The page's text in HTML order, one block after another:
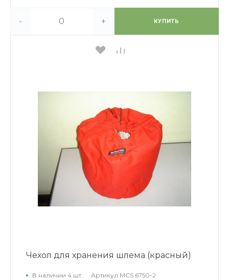
- + КУПИТЬ
Чехол для хранения шлема (красный)
В наличии 4 шт. Артикул MCS 6750-2